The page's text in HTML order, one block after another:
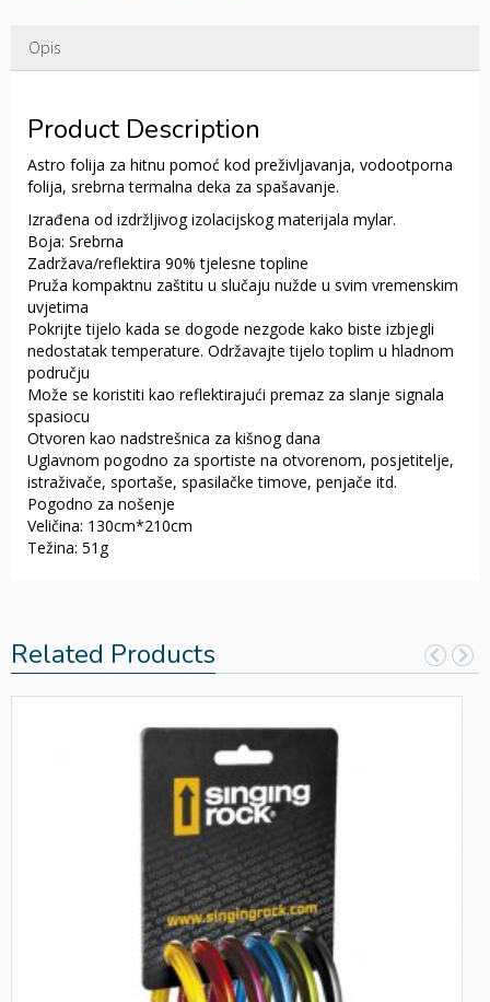
Opis
Product Description
Astro folija za hitnu pomoć kod preživljavanja, vodootporna
folija, srebrna termalna deka za spašavanje.
Izrađena od izdržljivog izolacijskog materijala mylar.
Boja: Srebrna
Zadržava/reflektira 90% tjelesne topline
Pruža kompaktnu zaštitu u slučaju nužde u svim vremenskim
uvjetima
Pokrijte tijelo kada se dogode nezgode kako biste izbjegli
nedostatak temperature. Održavajte tijelo toplim u hladnom
području
Može se koristiti kao reflektirajući premaz za slanje signala
spasiocu
Otvoren kao nadstrešnica za kišnog dana
Uglavnom pogodno za sportiste na otvorenom, posjetitelje,
istraživače, sportaše, spasilačke timove, penjače itd.
Pogodno za nošenje
Veličina: 130cm*210cm
Težina: 51g
Related Products